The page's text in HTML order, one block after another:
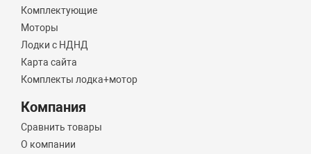
Комплектующие
Моторы
Лодки с НДНД
Карта сайта
Комплекты лодка+мотор
Компания
Сравнить товары
О компании